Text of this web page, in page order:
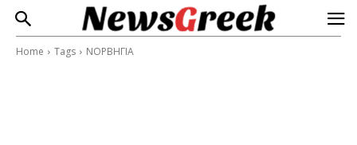
Home Tags ΝΟΡΒΗΓΙΑ